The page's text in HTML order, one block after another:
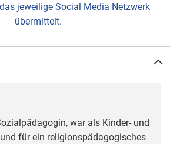
jeweilige Social Media Netzwerk
übermittelt.
war als Kinder- und
für ein religionspädagogisches